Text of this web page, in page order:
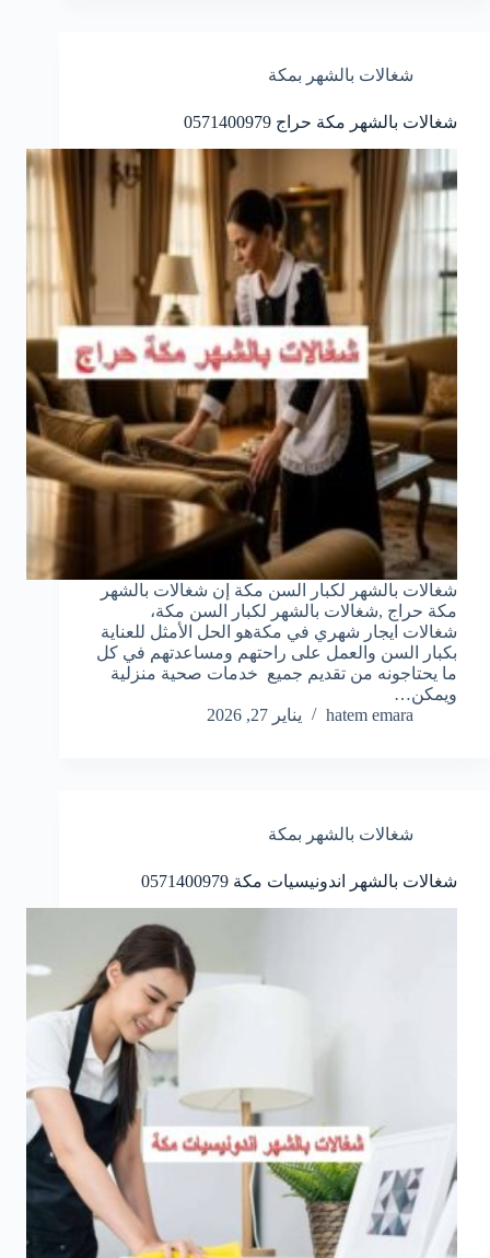
شغالات بالشهر بمكة
شغالات بالشهر مكة حراج 0571400979
شغالات بالشهر لكبار السن مكة إن شغالات بالشهر
مكة حراج ,شغالات بالشهر لكبار السن مكة،
شغالات ايجار شهري في مكةهو الحل الأمثل للعناية
بكبار السن والعمل على راحتهم ومساعدتهم في كل
ما يحتاجونه من تقديم جميع خدمات صحية منزلية
ويمكن…
hatem emara
يناير 27, 2026
شغالات بالشهر بمكة
شغالات بالشهر اندونيسيات مكة 0571400979